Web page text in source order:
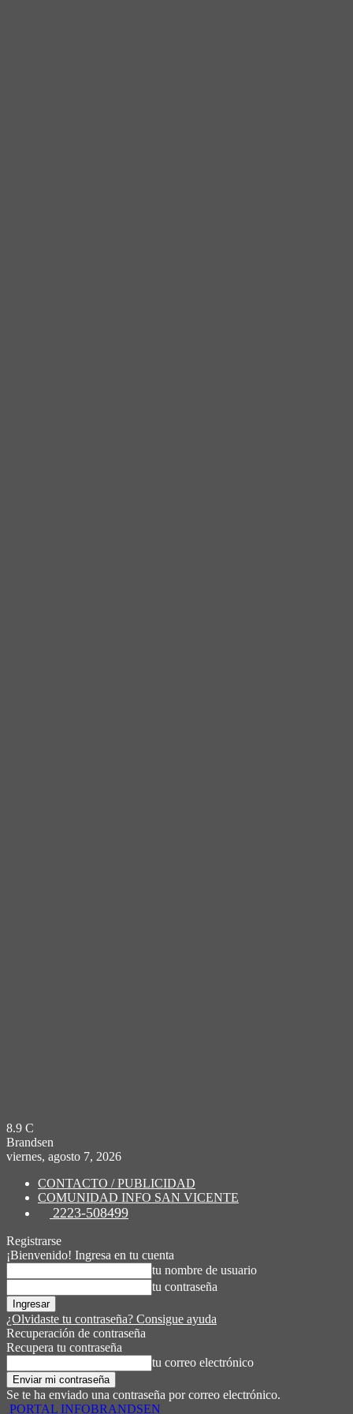
8.9 C
Brandsen
viernes, agosto 7, 2026
CONTACTO / PUBLICIDAD
COMUNIDAD INFO SAN VICENTE
2223-508499
Registrarse
¡Bienvenido! Ingresa en tu cuenta
tu nombre de usuario
tu contraseña
¿Olvidaste tu contraseña? Consigue ayuda
Recuperación de contraseña
Recupera tu contraseña
tu correo electrónico
Se te ha enviado una contraseña por correo electrónico.
PORTAL INFOBRANDSEN